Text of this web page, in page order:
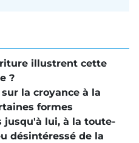
illustrent cette
?
la croyance à la
formes
jusqu'à lui, à la toute-
désintéressé de la